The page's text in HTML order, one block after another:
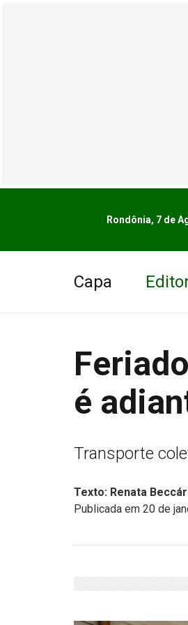
Rondônia, 7 de
Capa
é
Transporte
Texto: Renata
Publicada em 20 de